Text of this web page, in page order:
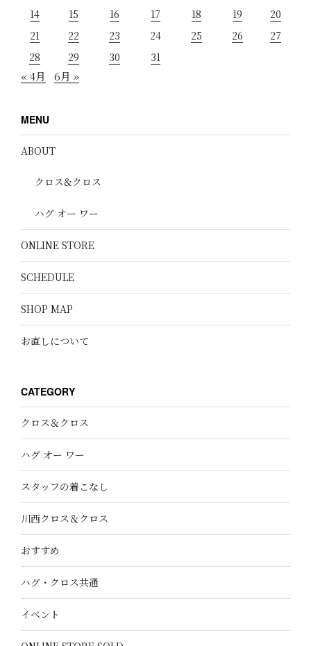
14
15 16 17 18 19
20
21
22 23 24 25 26
27
28
29 30 31
« 4月 6月 »
MENU
ABOUT
クロス&クロス
ハグ オー ワー
ONLINE STORE
SCHEDULE
SHOP MAP
お直しについて
CATEGORY
クロス＆クロス
ハグ オー ワー
スタッフの着こなし
川西クロス＆クロス
おすすめ
ハグ・クロス共通
イベント